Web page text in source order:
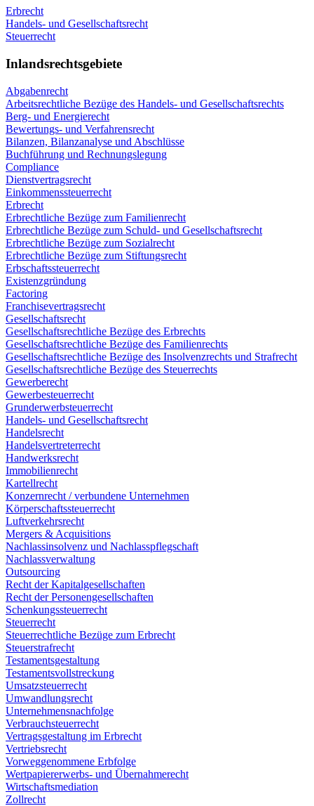
Erbrecht
Handels- und Gesellschaftsrecht
Steuerrecht
Inlandsrechtsgebiete
Abgabenrecht
Arbeitsrechtliche Bezüge des Handels- und Gesellschaftsrechts
Berg- und Energierecht
Bewertungs- und Verfahrensrecht
Bilanzen, Bilanzanalyse und Abschlüsse
Buchführung und Rechnungslegung
Compliance
Dienstvertragsrecht
Einkommenssteuerrecht
Erbrecht
Erbrechtliche Bezüge zum Familienrecht
Erbrechtliche Bezüge zum Schuld- und Gesellschaftsrecht
Erbrechtliche Bezüge zum Sozialrecht
Erbrechtliche Bezüge zum Stiftungsrecht
Erbschaftssteuerrecht
Existenzgründung
Factoring
Franchisevertragsrecht
Gesellschaftsrecht
Gesellschaftsrechtliche Bezüge des Erbrechts
Gesellschaftsrechtliche Bezüge des Familienrechts
Gesellschaftsrechtliche Bezüge des Insolvenzrechts und Strafrecht
Gesellschaftsrechtliche Bezüge des Steuerrechts
Gewerberecht
Gewerbesteuerrecht
Grunderwerbsteuerrecht
Handels- und Gesellschaftsrecht
Handelsrecht
Handelsvertreterrecht
Handwerksrecht
Immobilienrecht
Kartellrecht
Konzernrecht / verbundene Unternehmen
Körperschaftssteuerrecht
Luftverkehrsrecht
Mergers & Acquisitions
Nachlassinsolvenz und Nachlasspflegschaft
Nachlassverwaltung
Outsourcing
Recht der Kapitalgesellschaften
Recht der Personengesellschaften
Schenkungssteuerrecht
Steuerrecht
Steuerrechtliche Bezüge zum Erbrecht
Steuerstrafrecht
Testamentsgestaltung
Testamentsvollstreckung
Umsatzsteuerrecht
Umwandlungsrecht
Unternehmensnachfolge
Verbrauchsteuerrecht
Vertragsgestaltung im Erbrecht
Vertriebsrecht
Vorweggenommene Erbfolge
Wertpapiererwerbs- und Übernahmerecht
Wirtschaftsmediation
Zollrecht